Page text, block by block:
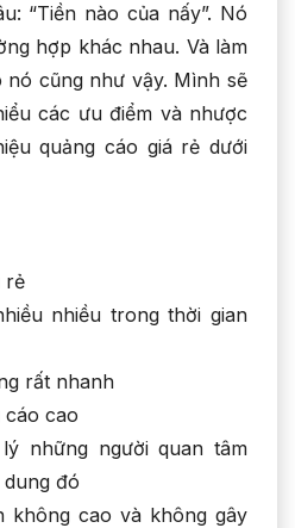
“Tiền nào của nấy”. Nó
hợp khác nhau. Và làm
nó cũng như vậy. Mình sẽ
các ưu điểm và nhược
quảng cáo giá rẻ dưới
rẻ
nhiều trong thời gian
rất nhanh
cáo cao
những người quan tâm
đó
không cao và không gây